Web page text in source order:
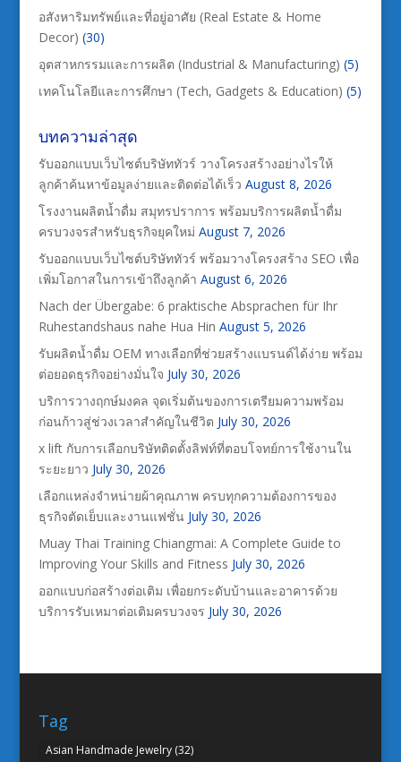
อสังหาริมทรัพย์และที่อยู่อาศัย (Real Estate & Home
Decor) (30)
อุตสาหกรรมและการผลิต (Industrial & Manufacturing) (5)
เทคโนโลยีและการศึกษา (Tech, Gadgets & Education) (5)
บทความล่าสุด
รับออกแบบเว็บไซต์บริษัททัวร์ วางโครงสร้างอย่างไรให้
ลูกค้าค้นหาข้อมูลง่ายและติดต่อได้เร็ว August 8, 2026
โรงงานผลิตน้ำดื่ม สมุทรปราการ พร้อมบริการผลิตน้ำดื่ม
ครบวงจรสำหรับธุรกิจยุคใหม่ August 7, 2026
รับออกแบบเว็บไซต์บริษัททัวร์ พร้อมวางโครงสร้าง SEO เพื่อ
เพิ่มโอกาสในการเข้าถึงลูกค้า August 6, 2026
Nach der Übergabe: 6 praktische Absprachen für Ihr
Ruhestandshaus nahe Hua Hin August 5, 2026
รับผลิตน้ำดื่ม OEM ทางเลือกที่ช่วยสร้างแบรนด์ได้ง่าย พร้อม
ต่อยอดธุรกิจอย่างมั่นใจ July 30, 2026
บริการวางฤกษ์มงคล จุดเริ่มต้นของการเตรียมความพร้อม
ก่อนก้าวสู่ช่วงเวลาสำคัญในชีวิต July 30, 2026
x lift กับการเลือกบริษัทติดตั้งลิฟท์ที่ตอบโจทย์การใช้งานใน
ระยะยาว July 30, 2026
เลือกแหล่งจำหน่ายผ้าคุณภาพ ครบทุกความต้องการของ
ธุรกิจตัดเย็บและงานแฟชั่น July 30, 2026
Muay Thai Training Chiangmai: A Complete Guide to
Improving Your Skills and Fitness July 30, 2026
ออกแบบก่อสร้างต่อเติม เพื่อยกระดับบ้านและอาคารด้วย
บริการรับเหมาต่อเติมครบวงจร July 30, 2026
Tag
Asian Handmade Jewelry(32)